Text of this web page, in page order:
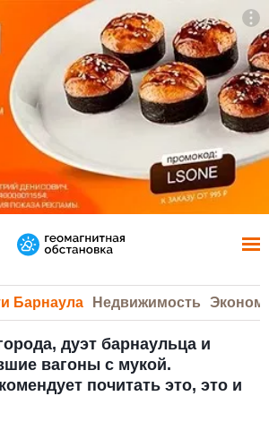
Барнаула Недвижимость
дуэт барнаульца и
вагоны с мукой.
почитать это, это и